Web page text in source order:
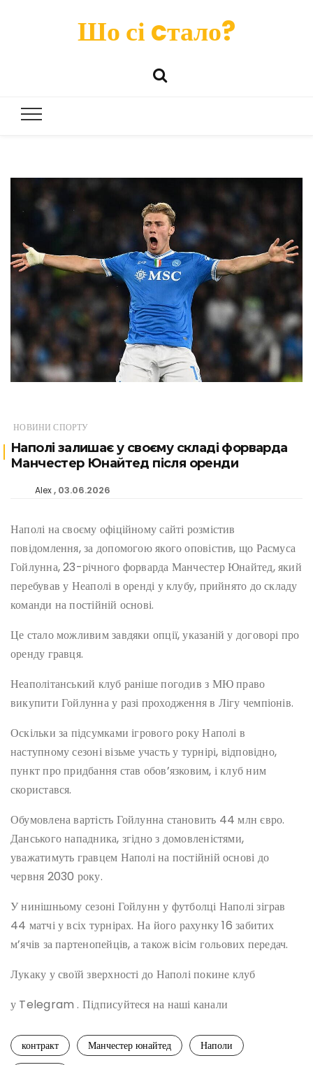
Шо сі cтало?
НОВИНИ СПОРТУ
Наполі залишає у своєму складі форварда
Манчестер Юнайтед після оренди
Alex 03.06.2026
Наполі на своєму офіційному сайті розмістив
повідомлення, за допомогою якого оповістив, що Расмуса
Гойлунна, 23-річного форварда Манчестер Юнайтед, який
перебував у Неаполі в оренді у клубу, прийнято до складу
команди на постійній основі.
Це стало можливим завдяки опції, указаній у договорі про
оренду гравця.
Неаполітанський клуб раніше погодив з МЮ право
викупити Гойлунна у разі проходження в Лігу чемпіонів.
Оскільки за підсумками ігрового року Наполі в
наступному сезоні візьме участь у турнірі, відповідно,
пункт про придбання став обов’язковим, і клуб ним
скористався.
Обумовлена вартість Гойлунна становить 44 млн євро.
Данського нападника, згідно з домовленістями,
уважатимуть гравцем Наполі на постійній основі до
червня 2030 року.
У нинішньому сезоні Гойлунн у футболці Наполі зіграв
44 матчі у всіх турнірах. На його рахунку 16 забитих
м’ячів за партенопейців, а також вісім гольових передач.
Лукаку у своїй зверхності до Наполі покине клуб
у Telegram . Підписуйтеся на наші канали
контракт Манчестер юнайтед
Наполи